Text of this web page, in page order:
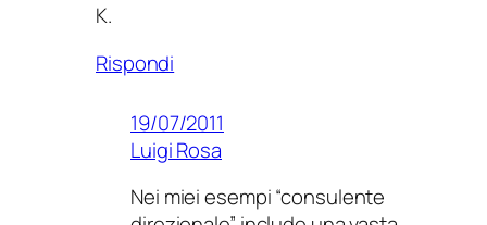
K.
Rispondi
19/07/2011
Luigi Rosa
Nei miei esempi “consulente